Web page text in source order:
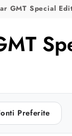
GMT Special
Preferite